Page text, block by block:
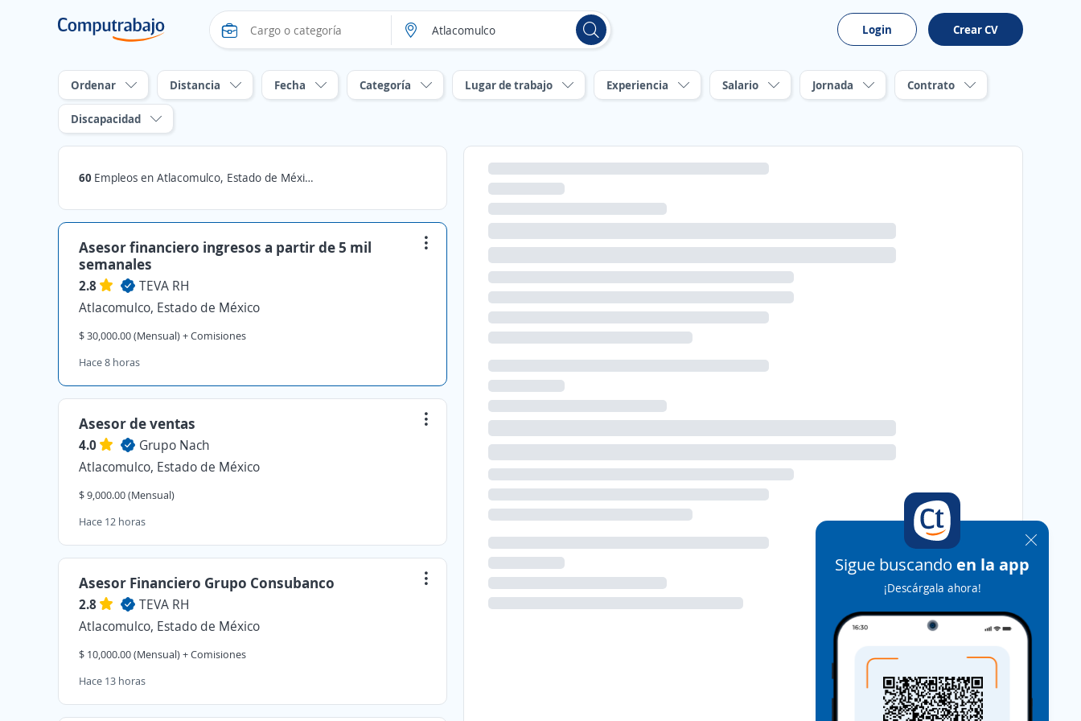
Login Crear CV
Ordenar Distancia Fecha Categoría Lugar de trabajo Experiencia Salario Jornada Contrato
Discapacidad
60 Empleos en Atlacomulco, Estado de México
Asesor financiero ingresos a partir de 5 mil
semanales
2.8
TEVA RH
Atlacomulco, Estado de México
$ 30,000.00 (Mensual) + Comisiones
Hace 8 horas
Asesor de ventas
4.0
Grupo Nach
Atlacomulco, Estado de México
$ 9,000.00 (Mensual)
Hace 12 horas
Asesor Financiero Grupo Consubanco
2.8
TEVA RH
Atlacomulco, Estado de México
$ 10,000.00 (Mensual) + Comisiones
Hace 13 horas
Sigue buscando en la app
¡Descárgala ahora!